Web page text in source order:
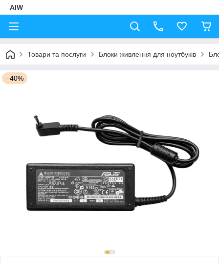
AIW
Товари та послуги Блоки живлення для ноутбуків
–40%